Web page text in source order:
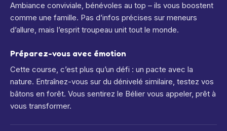
Ambiance conviviale, bénévoles au top – ils vous boostent
comme une famille. Pas d’infos précises sur meneurs
d’allure, mais l’esprit troupeau unit tout le monde.
Préparez-vous avec émotion
Cette course, c’est plus qu’un défi : un pacte avec la
nature. Entraînez-vous sur du dénivelé similaire, testez vos
bâtons en forêt. Vous sentirez le Bélier vous appeler, prêt à
vous transformer.